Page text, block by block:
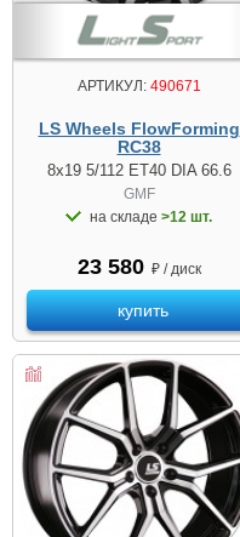
АРТИКУЛ:490671
LS Wheels FlowForming
RC38
8x19 5/112 ET40 DIA 66.6
GMF
на складе >12 шт.
23 580 ₽ / диск
купить